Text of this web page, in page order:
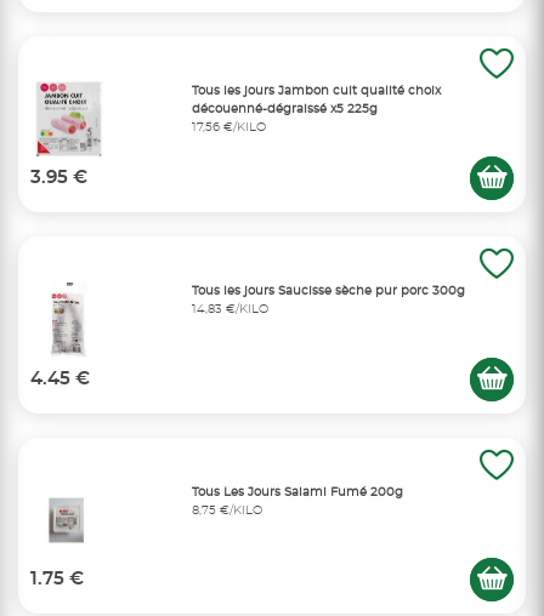
Tous les jours Jambon cuit qualité choix
découenné-dégraissé x5 225g
17,56 €/KILO
3.95 €
Tous les jours Saucisse sèche pur porc 300g
14,83 €/KILO
4.45 €
Tous Les Jours Salami Fumé 200g
8,75 €/KILO
1.75 €